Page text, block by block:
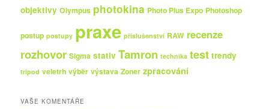
objektivy Olympus photokina Photo Plus Expo Photoshop
postup postupy praxe příslušenství RAW recenze
rozhovor Sigma stativ Tamron technika test trendy
tripod veletrh výběr výstava Zoner zpracování
VAŠE KOMENTÁŘE